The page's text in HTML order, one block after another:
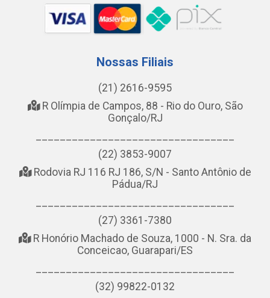
Nossas Filiais
(21) 2616-9595
R Olímpia de Campos, 88 - Rio do Ouro, São
Gonçalo/RJ
(22) 3853-9007
Rodovia RJ 116 RJ 186, S/N - Santo Antônio de
Pádua/RJ
(27) 3361-7380
R Honório Machado de Souza, 1000 - N. Sra. da
Conceicao, Guarapari/ES
(32) 99822-0132